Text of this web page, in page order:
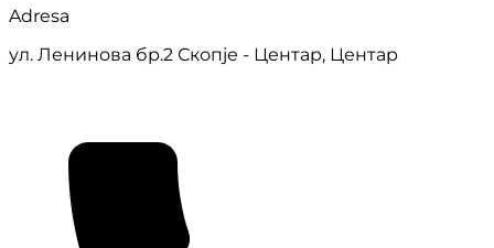
Adresa
ул. Ленинова бр.2 Скопје - Центар, Центар